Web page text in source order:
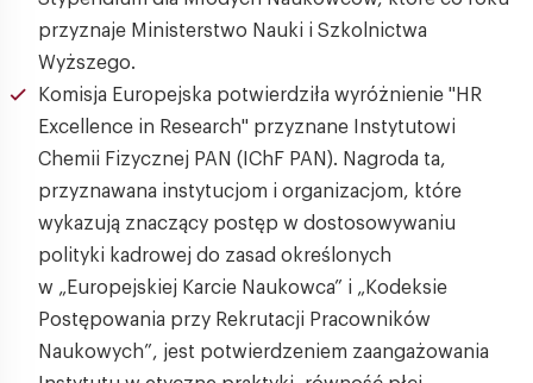
przyznaje Ministerstwo Nauki i Szkolnictwa
Wyższego.
Komisja Europejska potwierdziła wyróżnienie "HR
Excellence in Research" przyznane Instytutowi
Chemii Fizycznej PAN (IChF PAN). Nagroda ta,
przyznawana instytucjom i organizacjom, które
wykazują znaczący postęp w dostosowywaniu
polityki kadrowej do zasad określonych
w „Europejskiej Karcie Naukowca” i „Kodeksie
Postępowania przy Rekrutacji Pracowników
Naukowych”, jest potwierdzeniem zaangażowania